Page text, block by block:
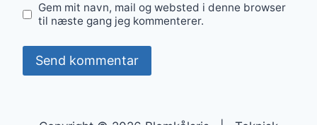
Gem mit navn, mail og websted i denne browser
til næste gang jeg kommenterer.